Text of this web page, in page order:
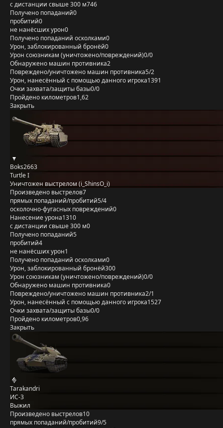
с дистанции свыше 300 м746
Получено попаданий0
пробитий0
не нанёсших урон0
Получено попаданий осколками0
Урон, заблокированный бронёй0
Урон союзникам (уничтожено/повреждений)0/0
Обнаружено машин противника2
Повреждено/уничтожено машин противника5/2
Урон, нанесённый с помощью данного игрока1391
Очки захвата/защиты базы0/0
Пройдено километров1,62
Закрыть
Boks2663
Turtle I
Уничтожен выстрелом (i_ShinsO_i)
Произведено выстрелов7
прямых попаданий/пробитий5/4
осколочно-фугасных повреждений0
Нанесение урона1310
с дистанции свыше 300 м0
Получено попаданий5
пробитий4
не нанёсших урон1
Получено попаданий осколками0
Урон, заблокированный бронёй300
Урон союзникам (уничтожено/повреждений)0/0
Обнаружено машин противника0
Повреждено/уничтожено машин противника2/1
Урон, нанесённый с помощью данного игрока1527
Очки захвата/защиты базы0/0
Пройдено километров0,96
Закрыть
Tarakandri
ИС-3
Выжил
Произведено выстрелов10
прямых попаданий/пробитий9/5